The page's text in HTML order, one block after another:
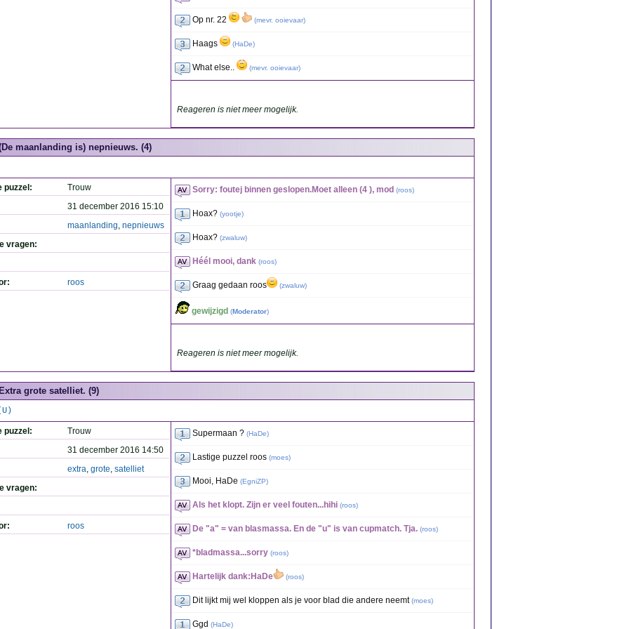
Op nr. 22 (mevr. ooievaar)
Haags (HaDe)
What else.. (mevr. ooievaar)
Reageren is niet meer mogelijk.
maanlanding is) nepnieuws. (4)
puzzel:
Trouw
31 december 2016 15:10
maanlanding, nepnieuws
vragen:
roos
Sorry: foutej binnen geslopen.Moet alleen (4 ), mod (roos)
Hoax? (yootje)
Hoax? (zwaluw)
Héél mooi, dank (roos)
Graag gedaan roos (zwaluw)
gewijzigd (Moderator)
Reageren is niet meer mogelijk.
grote satelliet. (9)
puzzel:
Trouw
31 december 2016 14:50
extra, grote, satelliet
vragen:
roos
Supermaan ? (HaDe)
Lastige puzzel roos (moes)
Mooi, HaDe (EgniZP)
Als het klopt. Zijn er veel fouten...hihi (roos)
De "a" = van blasmassa. En de "u" is van cupmatch. Tja. (roos)
*bladmassa...sorry (roos)
Hartelijk dank:HaDe (roos)
Dit lijkt mij wel kloppen als je voor blad die andere neemt (moes)
Ggd (HaDe)